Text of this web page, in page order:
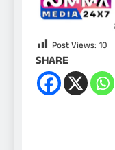
Post Views: 10
SHARE